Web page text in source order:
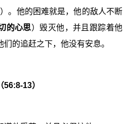
。他的困难就是，他的敌人不断
的心思）毁灭他，并且跟踪着他
们的追赶之下，他没有安息。
56:8-13）